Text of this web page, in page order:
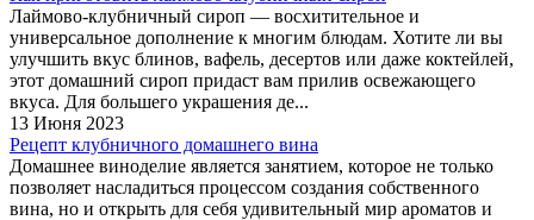
Лаймово-клубничный сироп — восхитительное и
универсальное дополнение к многим блюдам. Хотите ли вы
улучшить вкус блинов, вафель, десертов или даже коктейлей,
этот домашний сироп придаст вам прилив освежающего
вкуса. Для большего украшения де...
13 Июня 2023
Рецепт клубничного домашнего вина
Домашнее виноделие является занятием, которое не только
позволяет насладиться процессом создания собственного
вина, но и открыть для себя удивительный мир ароматов и